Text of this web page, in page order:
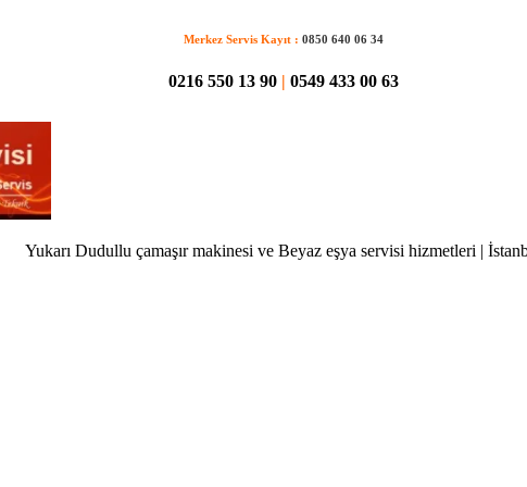
Merkez Servis Kayıt : 0850 640 06 34
0216 550 13 90 0549 433 00 63
Yukarı Dudullu çamaşır makinesi ve Beyaz eşya servisi hizmetleri |